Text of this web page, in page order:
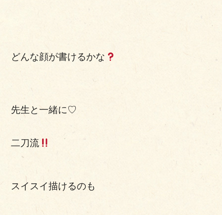
どんな顔が書けるかな
先生と一緒に♡
二刀流
スイスイ描けるのも